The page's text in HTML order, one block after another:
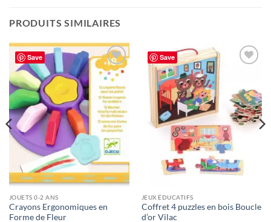
PRODUITS SIMILAIRES
Save
Ajouter
à la liste
de
souhaits
JOUETS 0-2 ANS
Crayons Ergonomiques en
Forme de Fleur
Save
de
souhaits
JEUX ÉDUCATIFS
Coffret 4 puzzles en bois Boucle
d’or Vilac